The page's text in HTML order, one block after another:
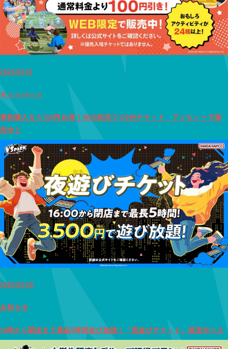
2026.06.10
キャンペーン
事前購入なら100円お得！WEB前売り120分チケット アソビューで販
売中♪
2026.06.09
お知らせ
16時から閉店まで最長5時間遊び放題！「夜遊びチケット」販売中☆彡